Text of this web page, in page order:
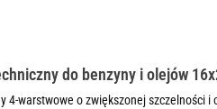
do benzyny i olejów
4-warstwowe o zwiększonej szczelności